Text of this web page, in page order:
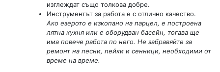
изглеждат също толкова добре.
Инструментът за работа е с отлично качество.
Ако езерото е изкопано на парцел, е построена
лятна кухня или е оборудван басейн, тогава ще
има повече работа по него. Не забравяйте за
ремонт на песни, пейки и сенници, необходими от
време на време.